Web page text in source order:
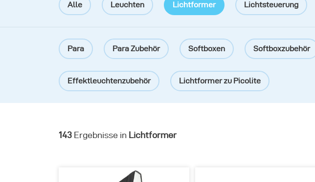
Alle Leuchten Lichtformer Lichtsteuerung
Para Para Zubehör Softboxen Softboxzubehör
Effektleuchtenzubehör Lichtformer zu Picolite
143 Ergebnisse in Lichtformer